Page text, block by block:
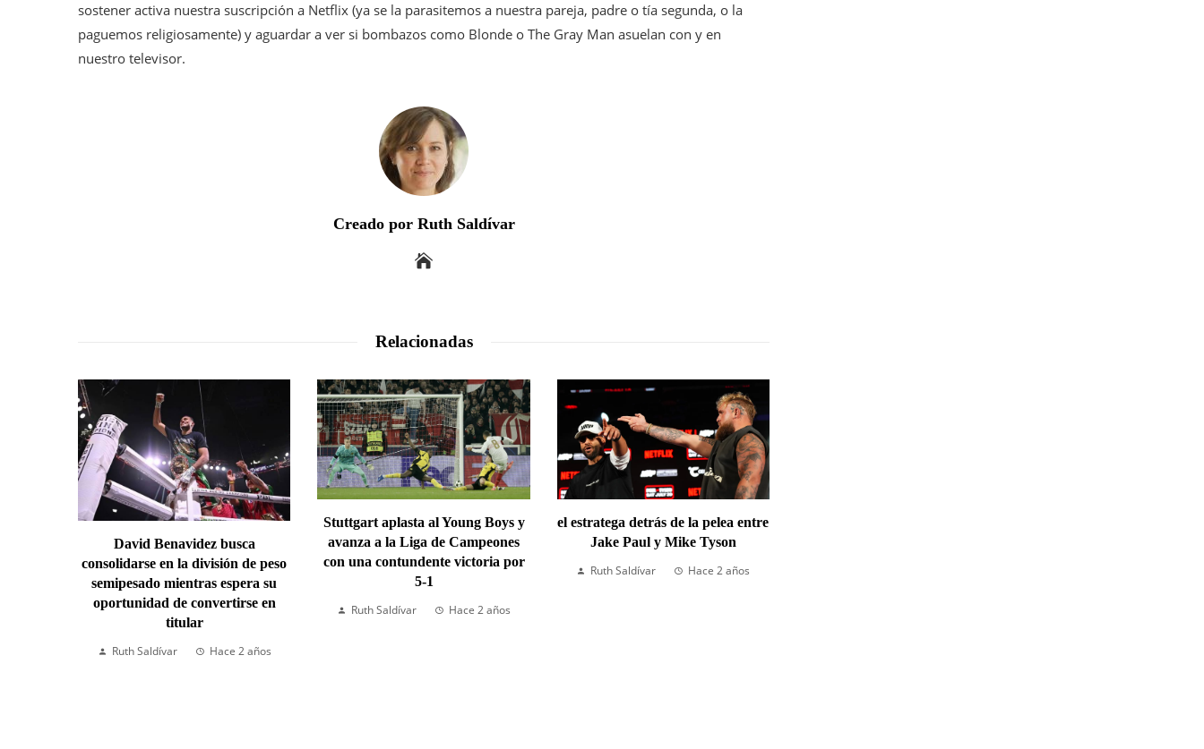
sostener activa nuestra suscripción a Netflix (ya se la parasitemos a nuestra pareja, padre o tía segunda, o la
paguemos religiosamente) y aguardar a ver si bombazos como Blonde o The Gray Man asuelan con y en
nuestro televisor.
Creado por Ruth Saldívar
Relacionadas
David Benavidez busca
consolidarse en la división de peso
semipesado mientras espera su
oportunidad de convertirse en
titular
Ruth Saldívar
Hace 2 años
Stuttgart aplasta al Young Boys y
avanza a la Liga de Campeones
con una contundente victoria por
5-1
Ruth Saldívar
Hace 2 años
el estratega detrás de la pelea entre
Jake Paul y Mike Tyson
Ruth Saldívar
Hace 2 años